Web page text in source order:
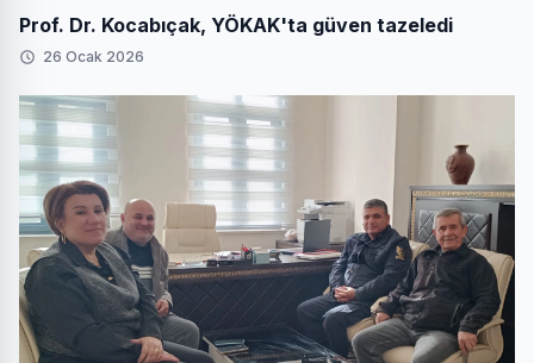
Prof. Dr. Kocabıçak, YÖKAK'ta güven tazeledi
26 Ocak 2026